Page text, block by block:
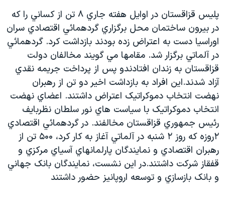
اصلی
جهش
به
جستجو
ورزشی
گزیده‌ها
ویژه برنامه‌ها
ویدیوها
فرهنگ و زندگی
حقوق شهروندی
اقتصادی
علم و فناوری
اسرائیل در جنگ
گالری عکس
جام جهانی ۲۰۲۶
عملیات خشم حماسی
۲۵۰سالگی آمریکا
بایگانی برنامه‌های تلویزیونی
مستندها
انتخابات ریاست جمهوری آمریکا ۲۰۲۴
حمله جمهوری اسلامی به اسرائیل
رمز مهسا
ورزش زنان در ایران
اعتراضات زن، زندگی، آزادی
فرکانس‌های صدای آمریکا
پخش رادیویی
یادگیری زبان انگلیسی
دنبال کنید
زبانهای مختلف
پليس قزاقستان در اوايل هفته جاري ۸ تن از کساني را که
در بيرون ساختمان محل برگزاري گردهمائي اقتصادي سران
اوراسيا دست به اعتراض زده بودند بازداشت کرد. گردهمائي
در آلماتي برگزار شد. مقامها مي گويند مخالفان دولت
قزاقستان به زندان افتادندو پس از پرداخت جريمه نقدي
آزاد شدند.اين افراد به بازداشت اخير دو تن از رهبران
نهضت انتخاب دموکراتيک اعتراض داشتند. اعضاي نهضت
انتخاب دموکراتيک با سياست هاي نور سلطان نظربايف
رئيس جمهوري قزاقستان مخالفند. در گردهمائي اقتصادي
۲روزه که روز ۲ شنبه در آلماتي آغاز به کار کرد، ۵۰۰ تن از
رهبران اقتصادي و نمايندگان پارلمانهاي آسياي مرکزي و
قفقاز شرکت داشتند.در اين نشست، نمايندگان بانک جهاني
و بانک بازسازي و توسعه اروپانيز حضور داشتند